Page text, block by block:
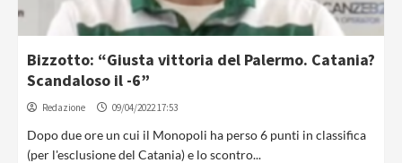
Bizzotto: “Giusta vittoria del Palermo. Catania?
Scandaloso il -6”
Redazione 09/04/2022 17:53
Dopo due ore un cui il Monopoli ha perso 6 punti in classifica
(per l'esclusione del Catania) e lo scontro...